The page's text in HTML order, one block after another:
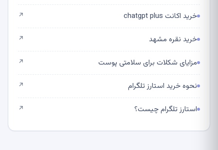
خرید اکانت chatgpt plus ↗
خرید نقره مشهد ↗
مزایای شکلات برای سلامتی پوست ↗
نحوه خرید استارز تلگرام ↗
استارز تلگرام چیست؟ ↗